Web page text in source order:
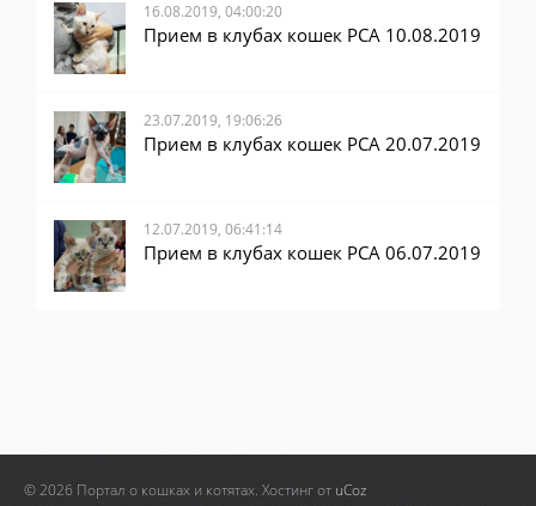
16.08.2019, 04:00:20
Прием в клубах кошек PCA 10.08.2019
23.07.2019, 19:06:26
Прием в клубах кошек PCA 20.07.2019
12.07.2019, 06:41:14
Прием в клубах кошек PCA 06.07.2019
© 2026 Портал о кошках и котятах. Хостинг от uCoz